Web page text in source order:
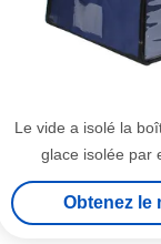
Le vide a isolé la
glace isolée par
médicale de
Obtenez le